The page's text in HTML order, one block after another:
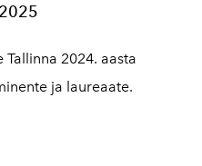
Tallinna 2024. aasta
ja laureaate.